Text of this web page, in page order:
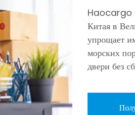
Haocargo
Китая в
упрощает
морских
двери без